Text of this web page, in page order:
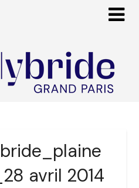
avril 2014